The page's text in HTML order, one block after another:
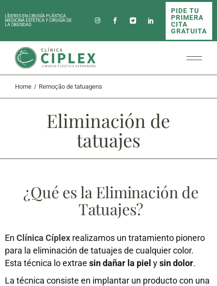
LÍDERES EN CIRUGÍA PLÁSTICA,
MEDICINA ESTÉTICA Y CIRUGÍA DE
LA OBESIDAD
PIDE TU
PRIMERA
CITA
GRATUITA
Home Remoção de tatuagens
Eliminación de
tatuajes
¿Qué es la Eliminación de
Tatuajes?
En Clínica Cíplex realizamos un tratamiento pionero
para la eliminación de tatuajes de cualquier color.
Esta técnica lo extrae sin dañar la piel ysin dolor.
La técnica consiste en implantar un producto con una